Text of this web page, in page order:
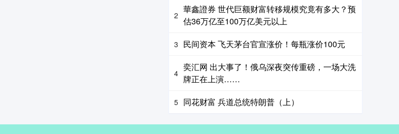
2
華鑫證券 世代巨额财富转移规模究竟有多大？预
估36万亿至100万亿美元以上
3 民间资本 飞天茅台官宣涨价！每瓶涨价100元
4
奕汇网 出大事了！俄乌深夜突传重磅，一场大洗
牌正在上演……
5 同花财富 兵道总统特朗普（上）